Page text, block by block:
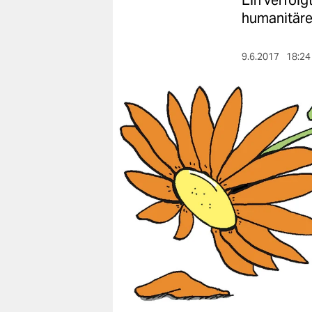
verlag
veranstaltungen
shop
fragen & hilfe
unterstützen
genossenschaft
9.6.2017